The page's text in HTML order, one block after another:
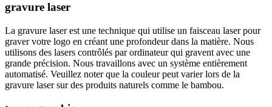
gravure laser
La gravure laser est une technique qui utilise un faisceau laser pour
graver votre logo en créant une profondeur dans la matière. Nous
utilisons des lasers contrôlés par ordinateur qui gravent avec une
grande précision. Nous travaillons avec un système entièrement
automatisé. Veuillez noter que la couleur peut varier lors de la
gravure laser sur des produits naturels comme le bambou.